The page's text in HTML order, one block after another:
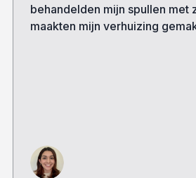
behandelden mijn spullen met
maakten mijn verhuizing